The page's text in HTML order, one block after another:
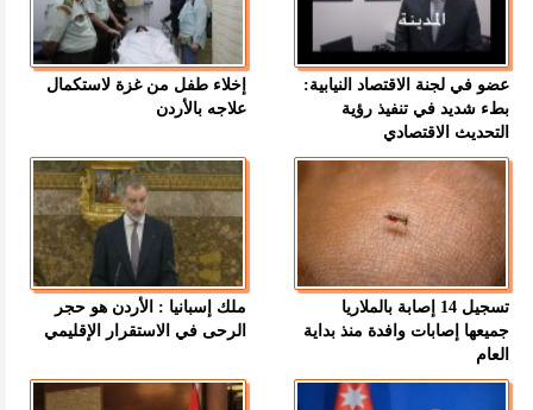
عضو في لجنة الاقتصاد النيابية:
بطء شديد في تنفيذ رؤية
التحديث الاقتصادي
إخلاء طفل من غزة لاستكمال
علاجه بالأردن
تسجيل 14 إصابة بالملاريا
جميعها إصابات وافدة منذ بداية
العام
ملك إسبانيا : الأردن هو حجر
الرحى في الاستقرار الإقليمي